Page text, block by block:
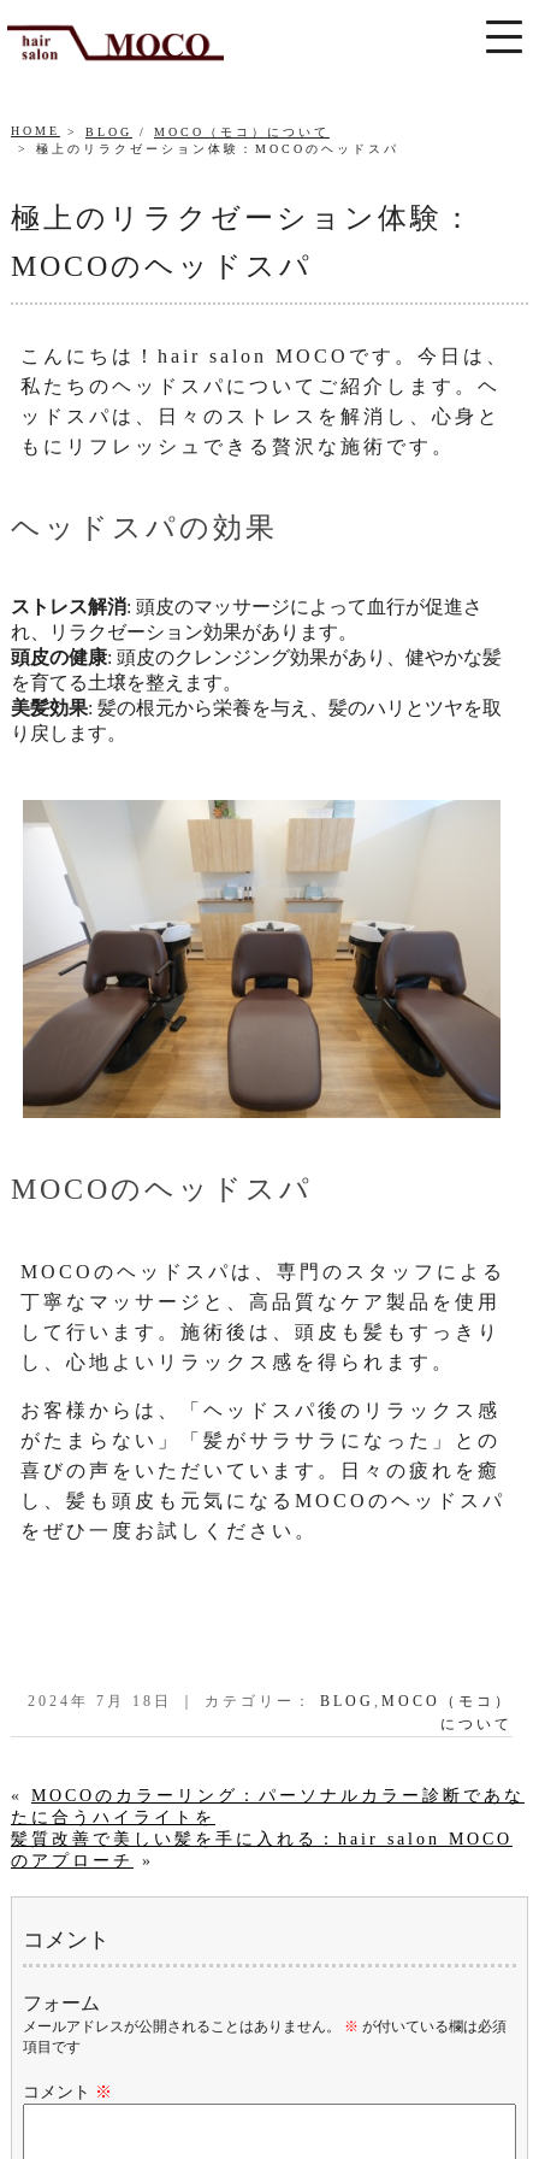
HOME BLOG / MOCO（モコ）について
極上のリラクゼーション体験：MOCOのヘッドスパ
極上のリラクゼーション体験：
MOCOのヘッドスパ
こんにちは！hair salon MOCOです。今日は、
私たちのヘッドスパについてご紹介します。ヘ
ッドスパは、日々のストレスを解消し、心身と
もにリフレッシュできる贅沢な施術です。
ヘッドスパの効果
ストレス解消: 頭皮のマッサージによって血行が促進さ
れ、リラクゼーション効果があります。
頭皮の健康: 頭皮のクレンジング効果があり、健やかな髪
を育てる土壌を整えます。
美髪効果: 髪の根元から栄養を与え、髪のハリとツヤを取
り戻します。
MOCOのヘッドスパ
MOCOのヘッドスパは、専門のスタッフによる
丁寧なマッサージと、高品質なケア製品を使用
して行います。施術後は、頭皮も髪もすっきり
し、心地よいリラックス感を得られます。
お客様からは、「ヘッドスパ後のリラックス感
がたまらない」「髪がサラサラになった」との
喜びの声をいただいています。日々の疲れを癒
し、髪も頭皮も元気になるMOCOのヘッドスパ
をぜひ一度お試しください。
2024年 7月 18日 ｜ カテゴリー：BLOG,MOCO（モコ）
について
« MOCOのカラーリング：パーソナルカラー診断であな
たに合うハイライトを
髪質改善で美しい髪を手に入れる：hair salon MOCO
のアプローチ
»
コメント
フォーム
メールアドレスが公開されることはありません。 ※ が付いている欄は必須
項目です
コメント ※